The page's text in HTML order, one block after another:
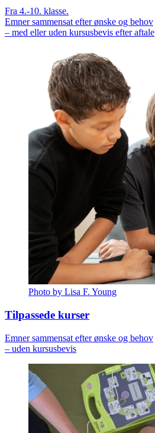
Fra 4.-10. klasse.
Emner sammensat efter ønske og behov
– med eller uden kursusbevis efter aftale
Photo by Lisa F. Young
Tilpassede kurser
Emner sammensat efter ønske og behov
– uden kursusbevis